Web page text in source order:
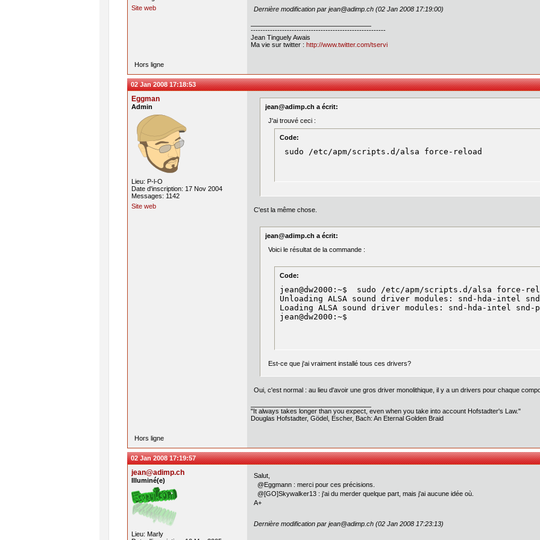
Site web
Dernière modification par jean@adimp.ch (02 Jan 2008 17:19:00)
--------------------------------------------------------
Jean Tinguely Awais
Ma vie sur twitter : http://www.twitter.com/tservi
Hors ligne
02 Jan 2008 17:18:53
Eggman
Admin
Lieu: P-l-O
Date d'inscription: 17 Nov 2004
Messages: 1142
Site web
jean@adimp.ch a écrit:
J'ai trouvé ceci :
Code:
sudo /etc/apm/scripts.d/alsa force-reload
C'est la même chose.
jean@adimp.ch a écrit:
Voici le résultat de la commande :
Code:
jean@dw2000:~$  sudo /etc/apm/scripts.d/alsa force-
Unloading ALSA sound driver modules: snd-hda-intel
Loading ALSA sound driver modules: snd-hda-intel snd-
jean@dw2000:~$
Est-ce que j'ai vraiment installé tous ces drivers?
Oui, c'est normal : au lieu d'avoir une gros driver monolithique, il y a un drivers pour chaque
"It always takes longer than you expect, even when you take into account Hofstadter's Law."
Douglas Hofstadter, Gödel, Escher, Bach: An Eternal Golden Braid
Hors ligne
02 Jan 2008 17:19:57
jean@adimp.ch
Illuminé(e)
Lieu: Marly
Salut,
@Eggmann : merci pour ces précisions.
@[GO]Skywalker13 : j'ai du merder quelque part, mais j'ai aucune idée où.
A+
Dernière modification par jean@adimp.ch (02 Jan 2008 17:23:13)